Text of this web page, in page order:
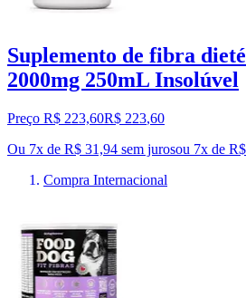
Suplemento de fibra
2000mg 250mL Insolúvel
Preço R$ 223,60R$ 223,60
Ou 7x de R$ 31,94 sem jurosou 7x de
Compra Internacional